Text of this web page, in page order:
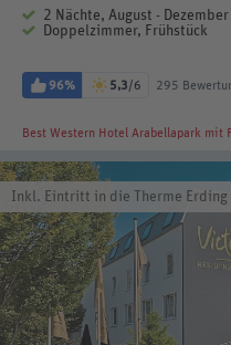
2 Nächte, August -
Doppelzimmer, Frühstück
96% 5,3/6 295
Best Western Hotel Arabellapark mit
Inkl. Eintritt in die Therme Erding